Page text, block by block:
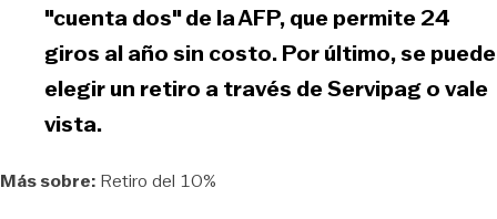
"cuenta dos" de la AFP, que permite 24
giros al año sin costo. Por último, se puede
elegir un retiro a través de Servipag o vale
vista.
Más sobre: Retiro del 10%